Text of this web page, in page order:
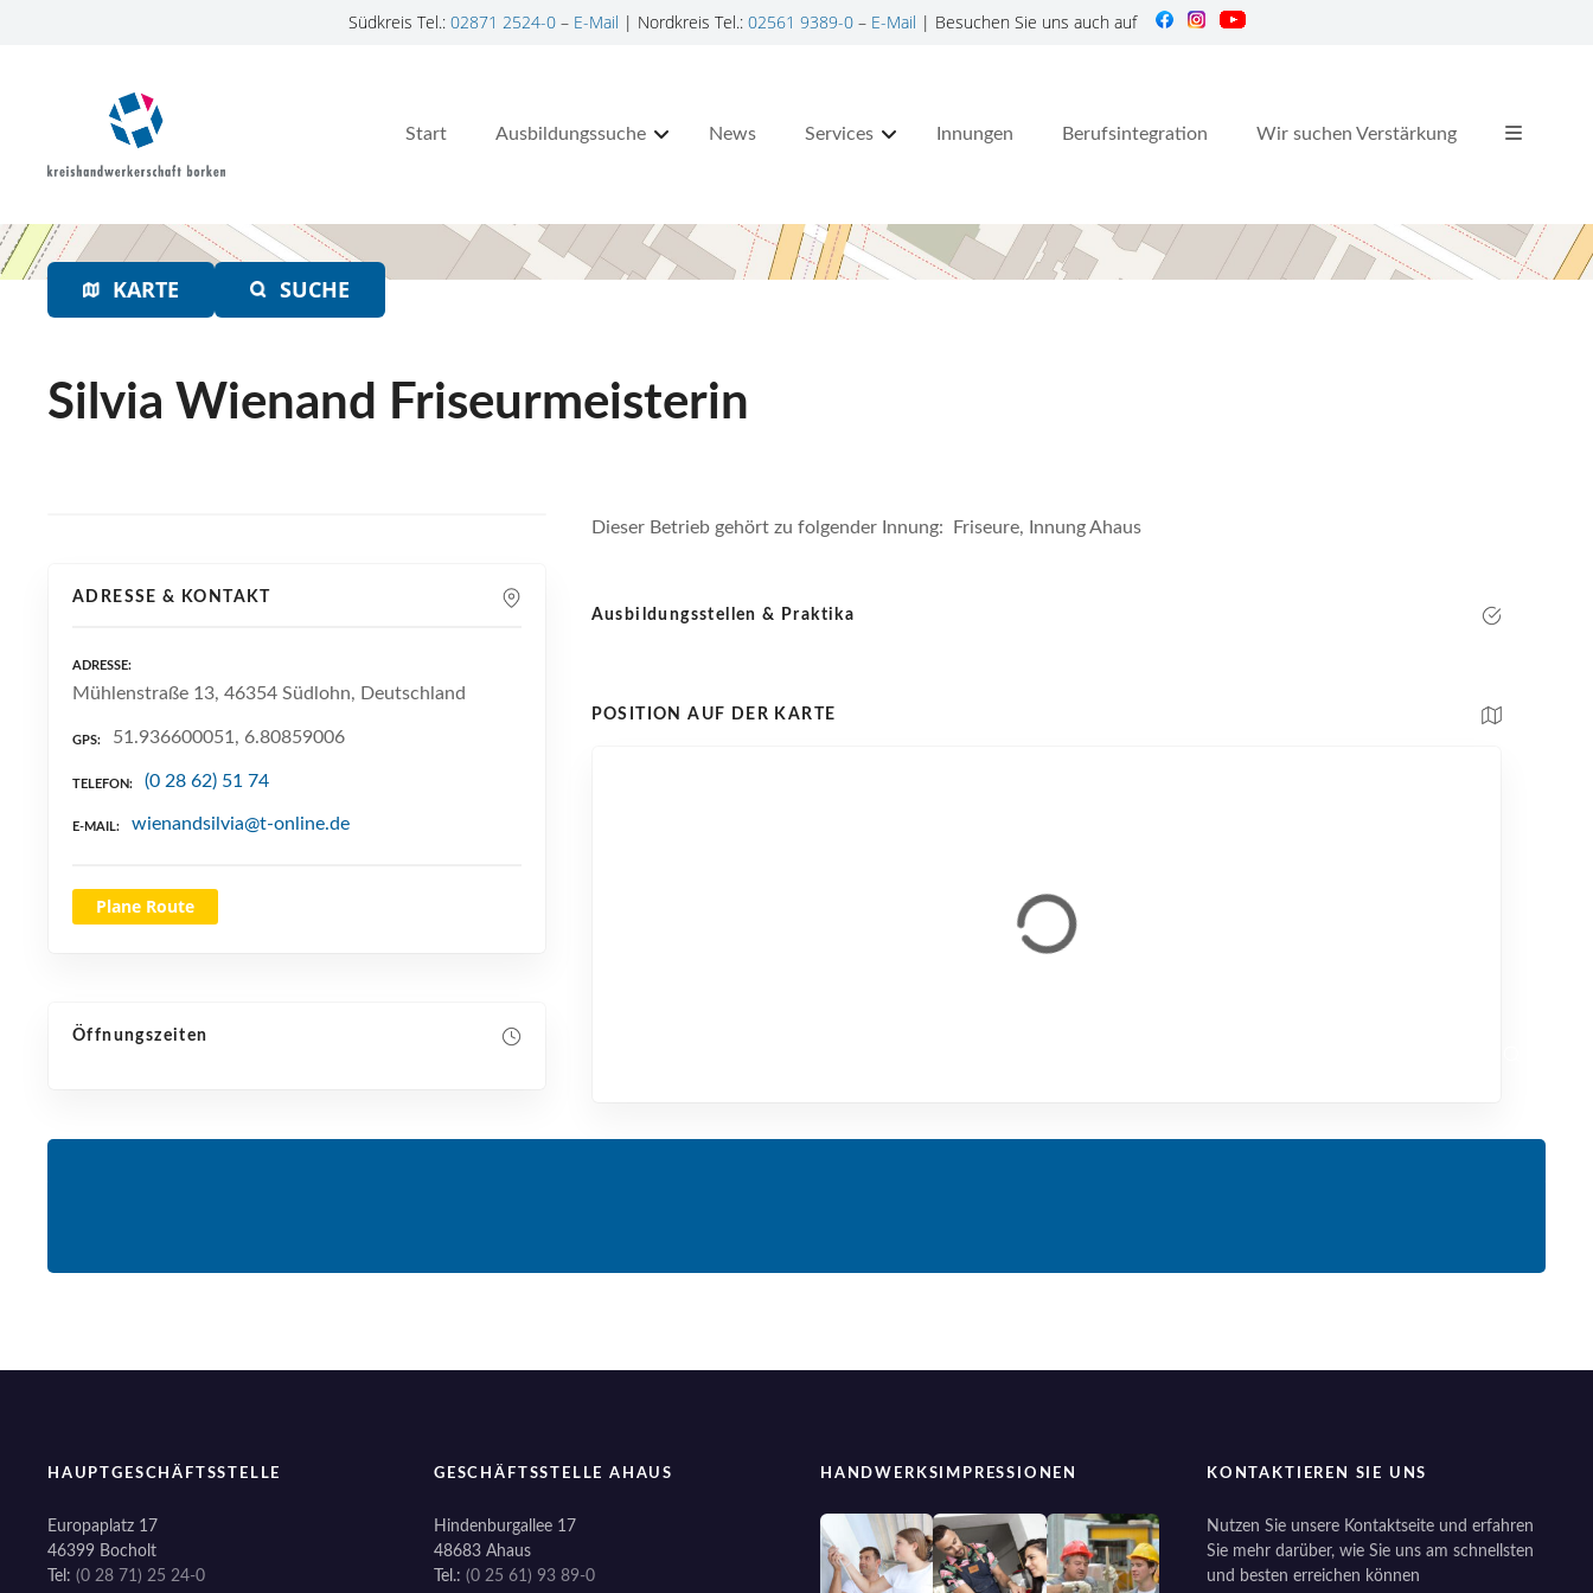
Südkreis Tel.: 02871 2524-0– E-Mail | Nordkreis Tel.: 02561 9389-0– E-Mail | Besuchen Sie uns auch auf
a
t
Start Ausbildungssuche News Services Innungen Berufsintegration Wir suchen Verstärkung
KARTE SUCHE
Silvia Wienand Friseurmeisterin
ADRESSE & KONTAKT
ADRESSE
Mühlenstraße 13, 46354 Südlohn, Deutschland
GPS 51.936600051, 6.80859006
TELEFON (0 28 62) 51 74
E-MAIL wienandsilvia@t-online.de
Plane Route
Öffnungszeiten
Dieser Betrieb gehört zu folgender Innung: Friseure, Innung Ahaus
Ausbildungsstellen & Praktika
POSITION AUF DER KARTE
HAUPTGESCHÄFTSSTELLE
Europaplatz 17
46399 Bocholt
Tel: (0 28 71) 25 24-0
GESCHÄFTSSTELLE AHAUS
Hindenburgallee 17
48683 Ahaus
Tel.: (0 25 61) 93 89-0
HANDWERKSIMPRESSIONEN KONTAKTIEREN SIE UNS
Nutzen Sie unsere Kontaktseite und erfahren
Sie mehr darüber, wie Sie uns am schnellsten
und besten erreichen können